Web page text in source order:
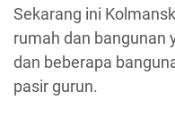
Sekarang ini
rumah dan bangunan
dan beberapa
pasir gurun.